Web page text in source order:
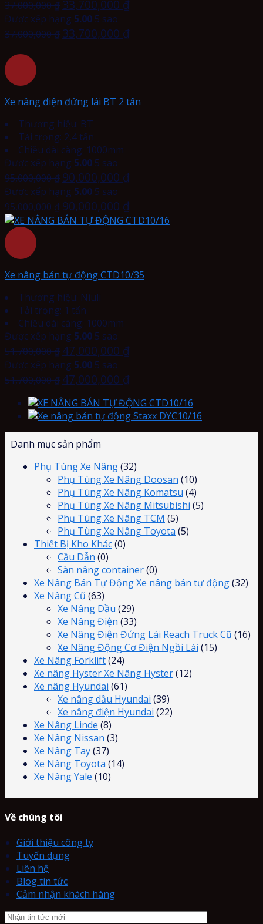
37,000,000₫ 33,700,000 ₫
Được xếp hạng 5.00 5 sao
37,000,000₫ 33,700,000 ₫
Xe nâng điện đứng lái BT 2 tấn
Thương hiệu: BT
Tải trọng: 2,4 tấn
Chiều dài càng: 1000mm
Được xếp hạng 5.00 5 sao
95,000,000₫ 90,000,000 ₫
Được xếp hạng 5.00 5 sao
95,000,000₫ 90,000,000 ₫
Xe nâng bán tự động CTD10/35
Thương hiệu: Niuli
Tải trọng: 1 tấn
Chiều dài càng: 1000mm
Được xếp hạng 5.00 5 sao
51,700,000₫ 47,000,000 ₫
Được xếp hạng 5.00 5 sao
51,700,000₫ 47,000,000 ₫
Danh mục sản phẩm
Phụ Tùng Xe Nâng(32)
Phụ Tùng Xe Nâng Doosan (10)
Phụ Tùng Xe Nâng Komatsu (4)
Phụ Tùng Xe Nâng Mitsubishi (5)
Phụ Tùng Xe Nâng TCM (5)
Phụ Tùng Xe Nâng Toyota (5)
Thiết Bị Kho Khác(0)
Cầu Dẫn (0)
Sàn nâng container(0)
Xe Nâng Bán Tự Động Xe nâng bán tự động(32)
Xe Nâng Cũ (63)
Xe Nâng Dầu (29)
Xe Nâng Điện (33)
Xe Nâng Điện Đứng Lái Reach Truck Cũ (16)
Xe Nâng Động Cơ Điện Ngồi Lái (15)
Xe Nâng Forklift(24)
Xe nâng Hyster Xe Nâng Hyster(12)
Xe nâng Hyundai (61)
Xe nâng dầu Hyundai (39)
Xe nâng điện Hyundai (22)
Xe Nâng Linde (8)
Xe Nâng Nissan (3)
Xe Nâng Tay(37)
Xe Nâng Toyota (14)
Xe Nâng Yale (10)
Về chúng tôi
Giới thiệu công ty
Tuyển dụng
Liên hệ
Blog tin tức
Cảm nhận khách hàng